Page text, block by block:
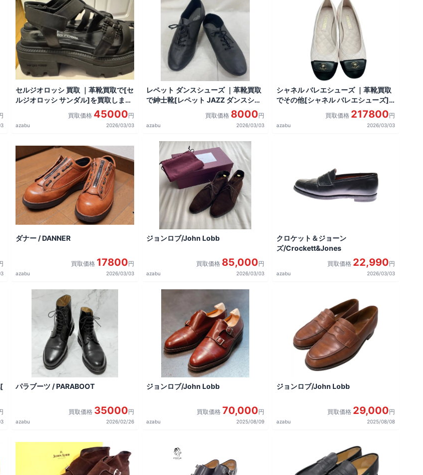
セルジオロッシ 買取 ｜革靴買取で[セ
ルジオロッシ サンダル]を買取しまし
買取価格 45000円
azabu 2026/03/03
レペット ダンスシューズ ｜革靴買取
で紳士靴[レペット JAZZ ダンスシュ
ーズ ブラック]を買取しました。
買取価格 8000円
azabu 2026/03/03
シャネル バレエシューズ ｜革靴買取
でその他[シャネル バレエシューズ]
買取価格 217800円
azabu 2026/03/03
ダナー / DANNER
買取価格 17800円
azabu 2026/03/03
ジョンロブ/John Lobb
買取価格 85,000円
azabu 2026/03/03
クロケット＆ジョーン
ズ/Crockett&Jones
買取価格 22,990円
azabu 2026/03/03
パラブーツ / PARABOOT
買取価格 35000円
azabu 2026/02/26
ジョンロブ/John Lobb
買取価格 70,000円
azabu 2025/08/09
ジョンロブ/John Lobb
買取価格 29,000円
azabu 2025/08/08